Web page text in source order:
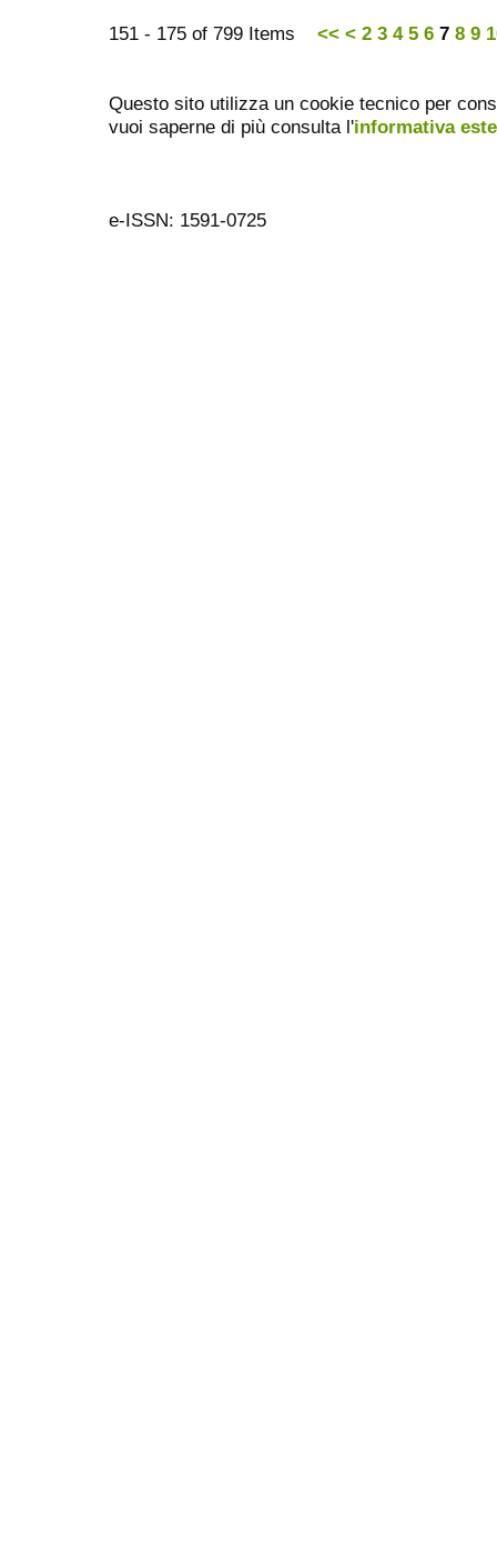
151 - 175 of 799 Items << < 2 3 4 5 6 7 8 9
Questo sito utilizza un cookie tecnico per
vuoi saperne di più consulta l'informativa
e-ISSN: 1591-0725